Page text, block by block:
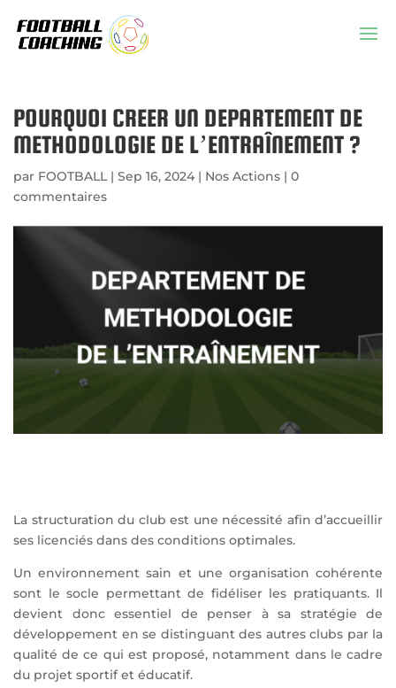
POURQUOI CREER UN DEPARTEMENT DE
METHODOLOGIE DE L’ENTRAÎNEMENT ?
par FOOTBALL| Sep 16, 2024 | Nos Actions | 0
commentaires
La structuration du club est une nécessité afin d’accueillir
ses licenciés dans des conditions optimales.
Un environnement sain et une organisation cohérente
sont le socle permettant de fidéliser les pratiquants. Il
devient donc essentiel de penser à sa stratégie de
développement en se distinguant des autres clubs par la
qualité de ce qui est proposé, notamment dans le cadre
du projet sportif et éducatif.